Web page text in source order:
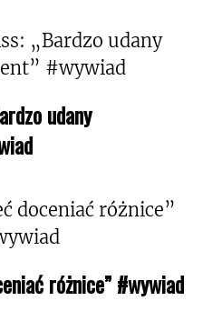
udany
różnice” #wywiad